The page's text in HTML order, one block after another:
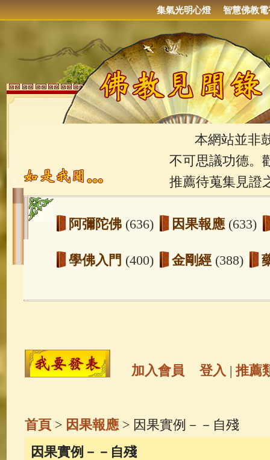
集氣光明心燈 智慧佛教電
本網站並非鼓
不可思議功德。
推薦待蒐集見證
阿彌陀佛 (636) 因果報應 (633)
學佛入門 (400) 金剛經 (388)
玉曆寶鈔(236) 地藏經(225)
高僧故事 (141) 放生護生 (133)
一切如來心秘密全身舍利寶篋印
加入會員 登入 | 推薦
首頁> 因果報應> 因果實例－－自殘
因果實例－－自殘